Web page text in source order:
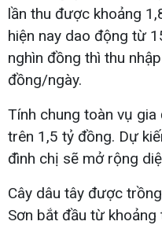
lần thu được khoảng
hiện nay dao động từ
nghìn đồng thì thu
đồng/ngày.
Tính chung toàn vụ
trên 1,5 tỷ đồng. Dự
đình chị sẽ mở rộng
Cây dâu tây được
Sơn bắt đầu từ